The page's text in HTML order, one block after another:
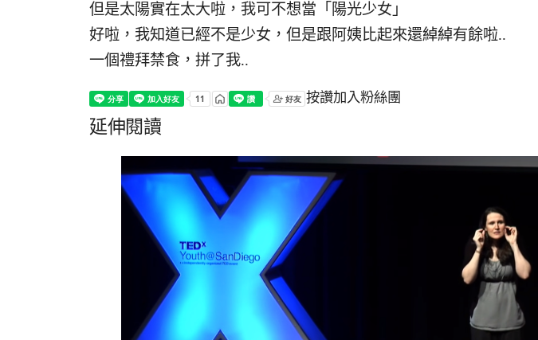
但是太陽實在太大啦，我可不想當「陽光少女」
好啦，我知道已經不是少女，但是跟阿姨比起來還綽綽有餘啦..
一個禮拜禁食，拼了我..
按讚加入粉絲團
延伸閱讀